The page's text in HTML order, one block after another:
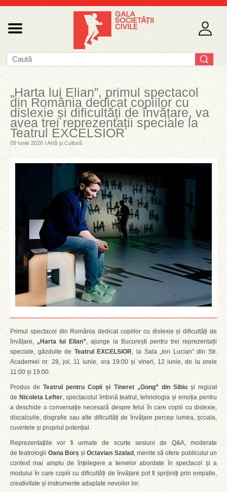
„Harta lui Elian”, primul spectacol
din România dedicat copiilor cu
dislexie și dificultăți de învățare, va
avea trei reprezentații speciale la
Teatrul EXCELSIOR
09 Iunie 2026 / Artă și Cultură
Primul spectacol din România dedicat copiilor cu dislexie și dificultăți de
învățare, „Harta lui Elian”, ajunge la București pentru trei reprezentații
speciale, găzduite de Teatrul EXCELSIOR, la Sala „Ion Lucian” din Str.
Academiei nr. 28, joi, 11 iunie, ora 19:00 și vineri, 12 iunie, de la orele
11:00 și 19:00.
Produs deTeatrul pentru Copii și Tineret „Gong” din Sibiuși regizat
de Nicoleta Lefter, spectacolul îmbină teatrul, tehnologia și emoția pentru
a deschide o conversație necesară despre felul în care copiii cu dislexie,
discalculie, disgrafie sau alte dificultăți de învățare percep lumea, școala,
cuvintele și propriul potențial.
Reprezentațiile vor fi urmate de scurte sesiuni de Q&A, moderate
de teatrologii Oana Borș șiOctavian Szalad , menite să ofere publicului un
context mai amplu de înțelegere a temelor abordate în spectacol și a
modului în care copiii cu dificultăți de învățare pot fi sprijiniți prin empatie,
creativitate și instrumente adaptate nevoilor lor.